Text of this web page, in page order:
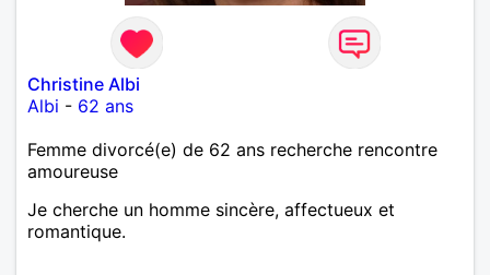
Christine Albi
Albi - 62 ans
Femme divorcé(e) de 62 ans recherche rencontre
amoureuse
Je cherche un homme sincère, affectueux et
romantique.